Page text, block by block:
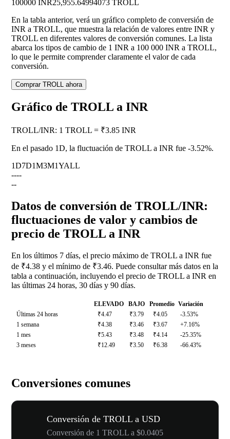
100000 INR25,955.64994073 TROLL
En la tabla anterior, verá un gráfico completo de conversión de
INR a TROLL, que muestra la relación de valores entre INR y
TROLL en diferentes valores de conversión comunes. La lista
abarca los tipos de cambio de 1 INR a 100 000 INR a TROLL,
lo que le permite comprender claramente el valor de cada
conversión.
Comprar TROLL ahora
Gráfico de TROLL a INR
TROLL/INR: 1 TROLL = ₹3.85 INR
En el pasado 1D, la fluctuación de TROLL a INR fue -3.52%.
1D7D1M3M1YALL
----
--
Datos de conversión de TROLL/INR:
fluctuaciones de valor y cambios de
precio de TROLL a INR
En los últimos 7 días, el precio máximo de TROLL a INR fue
de ₹4.38 y el mínimo de ₹3.46. Puede consultar más datos en la
tabla a continuación, incluyendo el precio de TROLL a INR en
las últimas 24 horas, 30 días y 90 días.
ELEVADO BAJO Promedio Variación
Últimas 24 horas
₹4.47 ₹3.79 ₹4.05
-3.53%
1 semana
₹4.38 ₹3.46 ₹3.67
+7.16%
1 mes
₹5.43 ₹3.48 ₹4.14
-25.35%
3 meses
₹12.49 ₹3.50 ₹6.38 -66.43%
Conversiones comunes
Conversión de TROLL a USD
Conversión de 1 TROLL a $0.0405